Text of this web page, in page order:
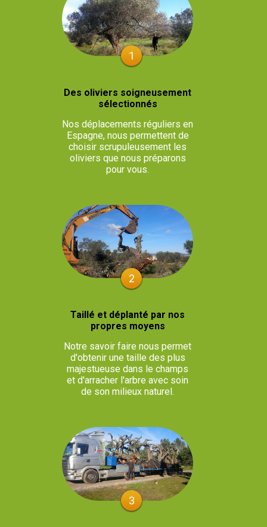
1
Des oliviers soigneusement
sélectionnés
Nos déplacements réguliers en
Espagne, nous permettent de
choisir scrupuleusement les
oliviers que nous préparons
pour vous.
2
Taillé et déplanté par nos
propres moyens
Notre savoir faire nous permet
d'obtenir une taille des plus
majestueuse dans le champs
et d'arracher l'arbre avec soin
de son milieux naturel.
3